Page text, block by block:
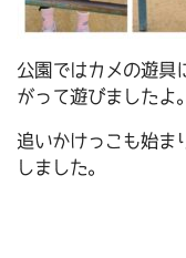
公園ではカメの遊具
がって遊びましたよ。
追いかけっこも始ま
しました。